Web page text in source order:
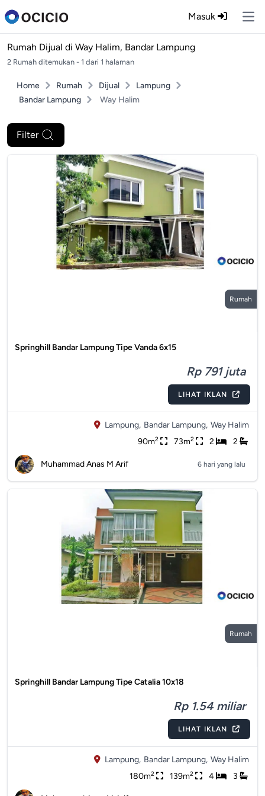
Masuk
Rumah Dijual di Way Halim, Bandar Lampung
2 Rumah ditemukan - 1 dari 1 halaman
Home Rumah Dijual
Lampung
Bandar Lampung
Way Halim
Filter
Rumah
Springhill Bandar Lampung Tipe Vanda 6x15
Rp 791 juta
LIHAT IKLAN
Lampung, Bandar Lampung, Way Halim
90m2 73m2 2 2
Muhammad Anas M Arif 6 hari yang lalu
Rumah
Springhill Bandar Lampung Tipe Catalia 10x18
Rp 1.54 miliar
LIHAT IKLAN
Lampung, Bandar Lampung, Way Halim
180m2 139m2 4 3